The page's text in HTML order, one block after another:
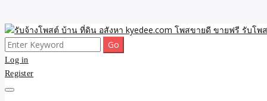
Skip
to
content
รับจ้างโพสต์ บ้าน ที่ดิน อสั
และบริการ
ขายดี โพสประกาศขายสินค้าฟรี บ้าน ที่ดิน อสังหา รับโพสต์ประกาศขาย
Search
for:
Log in
Register